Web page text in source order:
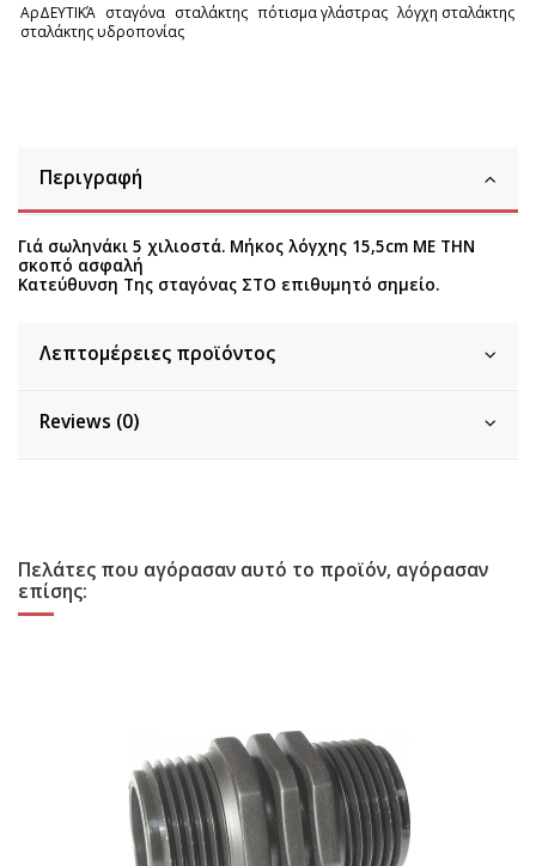
ΑρΔΕΥΤΙΚΆ σταγόνα σταλάκτης πότισμα γλάστρας λόγχη σταλάκτης
σταλάκτης υδροπονίας
Περιγραφή
Γιά σωληνάκι 5 χιλιοστά. Μήκος λόγχης 15,5cm ΜΕ ΤΗΝ
σκοπό ασφαλή
Κατεύθυνση Της σταγόνας ΣΤΟ επιθυμητό σημείο.
Λεπτομέρειες προϊόντος
Reviews (0)
Πελάτες που αγόρασαν αυτό το προϊόν, αγόρασαν
επίσης: